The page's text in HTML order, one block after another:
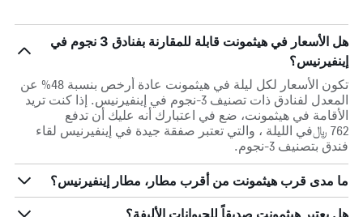
هل الأسعار في هيثمونت قابلة للمقارنة بفنادق 3 نجوم في
إينفيرنيس؟
تكون الأسعار لكل ليلة في هيثمونت عادة أرخص بنسبة 48% عن
المعدل لفنادق ذات تصنيف 3-نجوم في إينفيرنيس. إذا كنت تريد
الأقامة في هيثمونت، ضع في اعتبارك أنه عليك أن تدفع
762 ﷼في الليلة ، والتي تعتبر صفقة جيدة في إينفيرنيس لقاء
فندق بتصنيف 3-نجوم.
ما مدى قرب هيثمونت من أقرب مطار، مطار إينفيرنيس؟
هل يعتبر هيثمونت صديقاً للحيوانات الأليفة؟